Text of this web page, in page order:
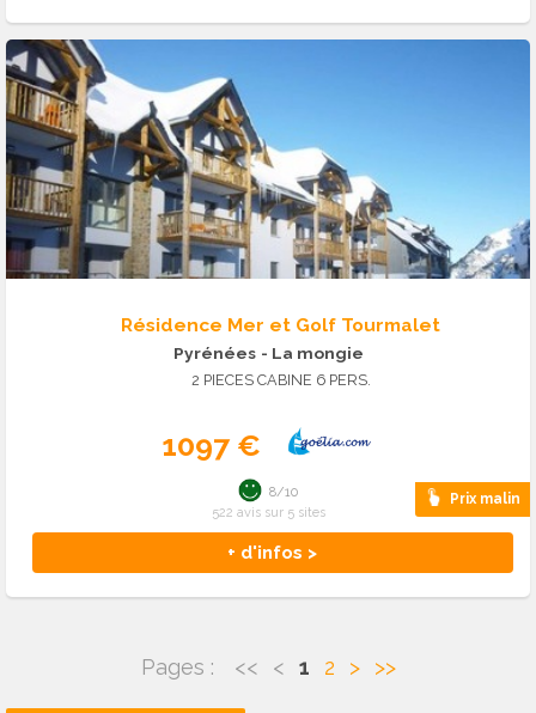
Résidence Mer et Golf Tourmalet
Pyrénées - La mongie
2 PIECES CABINE 6 PERS.
1097 €
Prix malin
+ d'infos >
8/10
522 avis sur 5 sites
Pages : << < 1 2 > >>